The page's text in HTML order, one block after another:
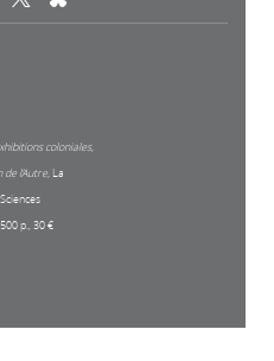
coloniales,
de l’Autre, La
p., 30 €